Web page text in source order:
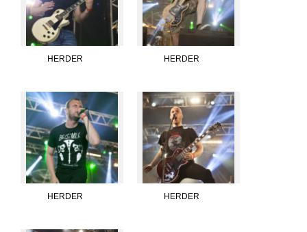
HERDER HERDER
HERDER HERDER